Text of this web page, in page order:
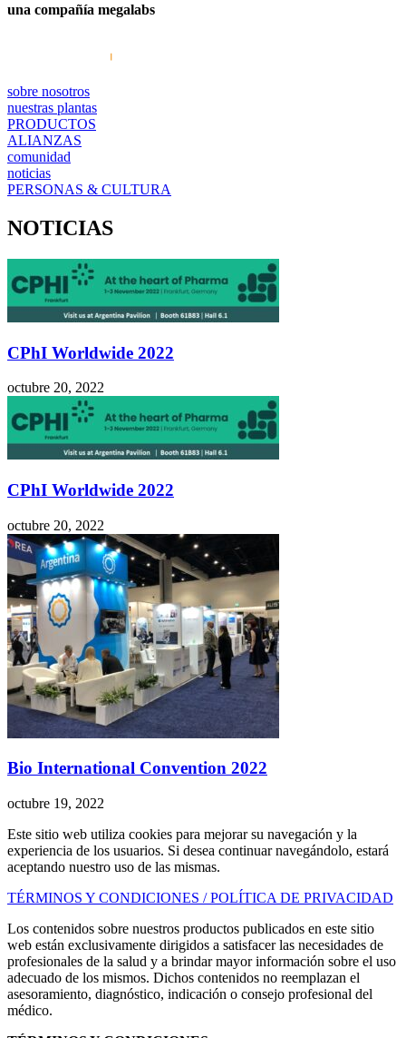
una compañía megalabs
sobre nosotros
nuestras plantas
PRODUCTOS
ALIANZAS
comunidad
noticias
PERSONAS & CULTURA
NOTICIAS
CPhI Worldwide 2022
octubre 20, 2022
CPhI Worldwide 2022
octubre 20, 2022
Bio International Convention 2022
octubre 19, 2022
Este sitio web utiliza cookies para mejorar su navegación y la
experiencia de los usuarios. Si desea continuar navegándolo, estará
aceptando nuestro uso de las mismas.
TÉRMINOS Y CONDICIONES / POLÍTICA DE PRIVACIDAD
Los contenidos sobre nuestros productos publicados en este sitio
web están exclusivamente dirigidos a satisfacer las necesidades de
profesionales de la salud y a brindar mayor información sobre el uso
adecuado de los mismos. Dichos contenidos no reemplazan el
asesoramiento, diagnóstico, indicación o consejo profesional del
médico.